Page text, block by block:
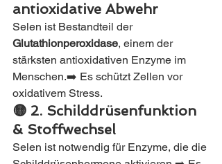
antioxidative Abwehr
Selen ist Bestandteil der
Glutathionperoxidase, einem der
stärksten antioxidativen Enzyme im
Menschen.➡️ Es schützt Zellen vor
oxidativem Stress.
🟡 2. Schilddrüsenfunktion
& Stoffwechsel
Selen ist notwendig für Enzyme, die die